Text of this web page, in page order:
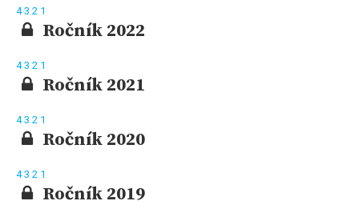
43 2 1
Ročník 2022
43 2 1
Ročník 2021
43 2 1
Ročník 2020
43 2 1
Ročník 2019